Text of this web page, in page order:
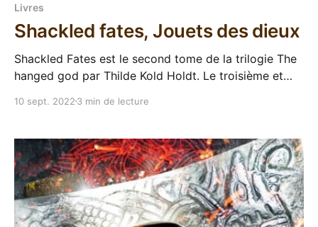
Livres
Shackled fates, Jouets des dieux
Shackled Fates est le second tome de la trilogie The
hanged god par Thilde Kold Holdt. Le troisième et
moins de deux mois, il était temps de me mettre à
plongé
10 sept. 2022 3 min de lecture